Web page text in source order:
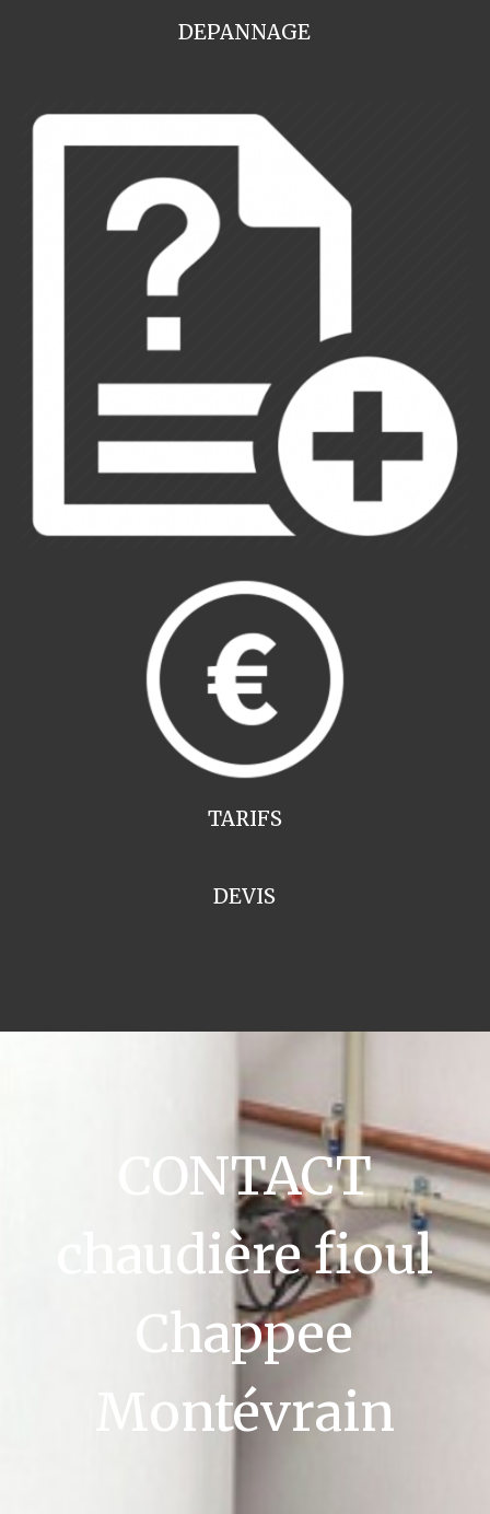
DEPANNAGE
TARIFS
DEVIS
CONTACT
chaudière fioul
Chappee
Montévrain